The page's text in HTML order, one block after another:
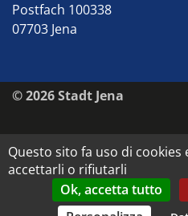
Postfach 100338
07703 Jena
© 2026 Stadt Jena
Questo sito fa uso di
accettarli o rifiutarli
Ok, accetta tutto